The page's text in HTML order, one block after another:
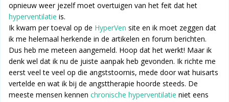
opnieuw weer jezelf moet overtuigen van het feit dat het
hyperventilatie is.
Ik kwam per toeval op de HyperVen site en ik moet zeggen dat
ik me helemaal herkende in de artikelen en forum berichten.
Dus heb me meteen aangemeld. Hoop dat het werkt! Maar ik
denk wel dat ik nu de juiste aanpak heb gevonden. Ik richte me
eerst veel te veel op die angststoornis, mede door wat huisarts
vertelde en wat ik bij de angsttherapie hoorde steeds. De
meeste mensen kennen chronische hyperventilatie niet eens